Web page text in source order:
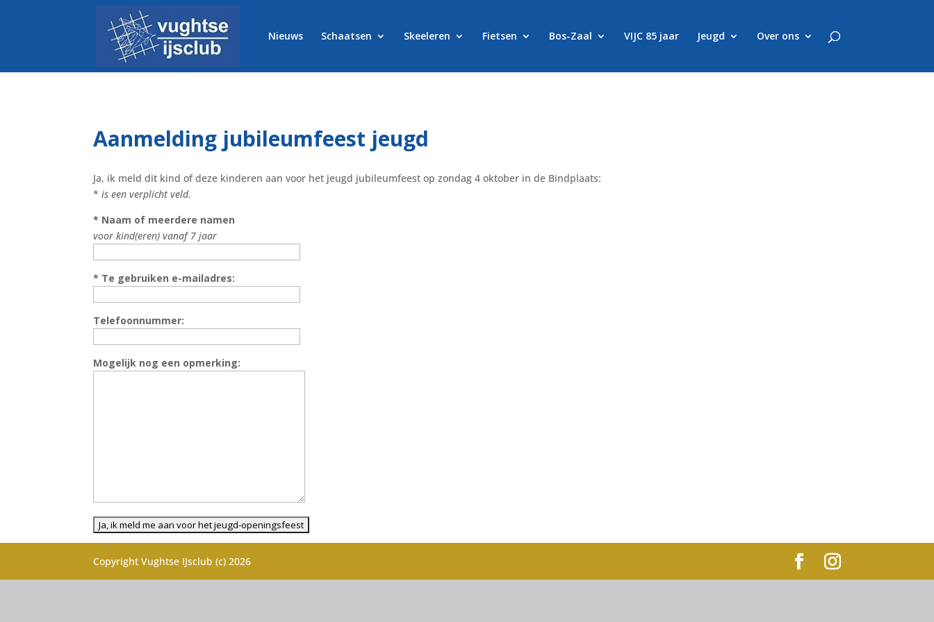
Nieuws Schaatsen Skeeleren Fietsen Bos-Zaal VIJC 85 jaar Jeugd Over ons
Aanmelding jubileumfeest jeugd
Ja, ik meld dit kind of deze kinderen aan voor het jeugd jubileumfeest op zondag 4 oktober in de Bindplaats:
*is een verplicht veld.
* Naam of meerdere namen
voor kind(eren) vanaf 7 jaar
* Te gebruiken e-mailadres:
Telefoonnummer:
Mogelijk nog een opmerking:
Copyright Vughtse IJsclub (c) 2026